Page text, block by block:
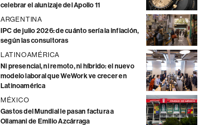
celebrar el alunizaje del Apollo 11
ARGENTINA
IPC de julio 2026: de cuánto sería la inflación,
según las consultoras
LATINOAMÉRICA
Ni presencial, ni remoto, ni híbrido: el nuevo
modelo laboral que WeWork ve crecer en
Latinoamérica
MÉXICO
Gastos del Mundial le pasan factura a
Ollamani de Emilio Azcárraga